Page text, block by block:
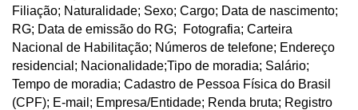
Filiação; Naturalidade; Sexo; Cargo; Data de nascimento;
RG; Data de emissão do RG;  Fotografia; Carteira
Nacional de Habilitação; Números de telefone; Endereço
residencial; Nacionalidade;Tipo de moradia; Salário;
Tempo de moradia; Cadastro de Pessoa Física do Brasil
(CPF); E-mail; Empresa/Entidade; Renda bruta; Registro